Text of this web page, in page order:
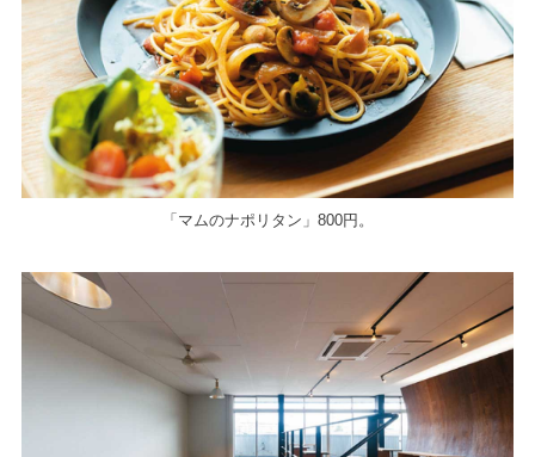
「マムのナポリタン」800円。